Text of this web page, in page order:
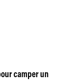
camper un